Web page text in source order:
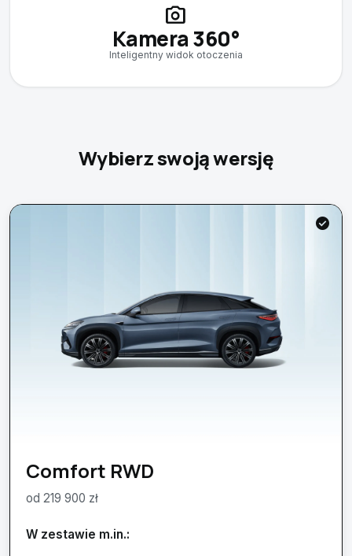
photo_camera
Kamera 360°
Inteligentny widok otoczenia
Wybierz swoją wersję
check_circle
Comfort RWD
od 219 900 zł
W zestawie m.in.: